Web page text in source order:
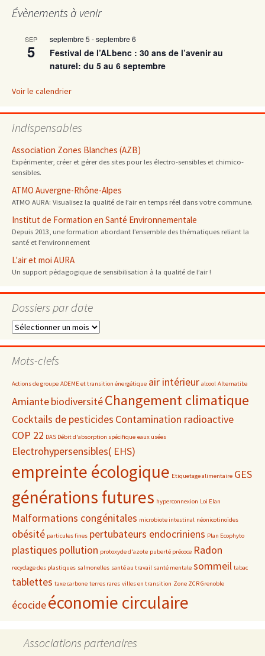
Évènements à venir
SEP
5
septembre 5 -septembre 6
Festival de l’ALbenc : 30 ans de l’avenir au
naturel: du 5 au 6 septembre
Voir le calendrier
Indispensables
Association Zones Blanches (AZB)
Expérimenter, créer et gérer des sites pour les électro-sensibles et chimico-
sensibles.
ATMO Auvergne-Rhône-Alpes
ATMO AURA: Visualisez la qualité de l’air en temps réel dans votre commune.
Institut de Formation en Santé Environnementale
Depuis 2013, une formation abordant l’ensemble des thématiques reliant la
santé et l’environnement
L'air et moi AURA
Un support pédagogique de sensibilisation à la qualité de l’air !
Dossiers par date
Dossiers
date
Mots-clefs
Actions de groupe ADEME et transition énergétique air intérieur alcool Alternatiba
AmiantebiodiversitéChangement climatique
Cocktails de pesticides Contamination radioactive
COP 22 DAS Débit d'absorption spécifique eaux usées
Electrohypersensibles( EHS)
empreinte écologique Etiquetage alimentaire GES
générations futures hyperconnexion Loi Elan
Malformations congénitales microbiote intestinal néonicotinoïdes
obésité particules fines pertubateurs endocriniens Plan Ecophyto
plastiques pollution protoxyde d'azote puberté précoce Radon
recyclage des plastiques salmonelles santé au travail santé mentale sommeil tabac
tablettes taxe carbone terres rares villes en transition Zone ZCR Grenoble
écocideéconomie circulaire
Associations partenaires